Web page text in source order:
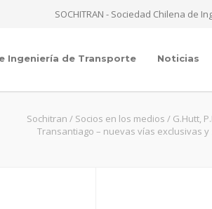
SOCHITRAN - Sociedad Chilena de
Ingeniería de Transporte Noticias
Sochitran / Socios en los medios / G.Hutt,
Transantiago – nuevas vías exclusivas